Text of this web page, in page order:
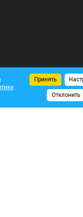
Принять
Отклонить